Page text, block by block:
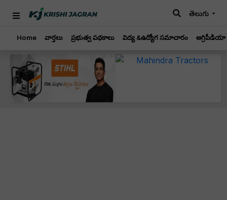
తెలుగు
Home వార్తలు ప్రభుత్వ పథకాలు విద్య &ఉద్యోగ సమాచారం అగ్రిపీడియా